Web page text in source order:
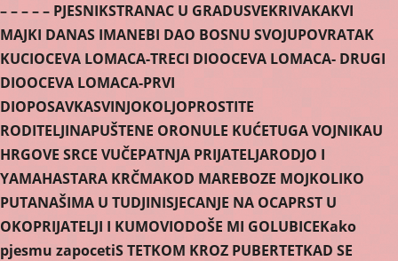
– – – – – PJESNIKSTRANAC U GRADUSVEKRIVAKAKVI
MAJKI DANAS IMANEBI DAO BOSNU SVOJUPOVRATAK
KUCIOCEVA LOMACA-TRECI DIOOCEVA LOMACA- DRUGI
DIOOCEVA LOMACA-PRVI
DIOPOSAVKASVINJOKOLJOPROSTITE
RODITELJINAPUŠTENE ORONULE KUĆETUGA VOJNIKAU
HRGOVE SRCE VUČEPATNJA PRIJATELJARODJO I
YAMAHASTARA KRČMAKOD MAREBOZE MOJKOLIKO
PUTANAŠIMA U TUDJINISJECANJE NA OCAPRST U
OKOPRIJATELJI I KUMOVIODOŠE MI GOLUBICEKako
pjesmu zapocetiS TETKOM KROZ PUBERTETKAD SE